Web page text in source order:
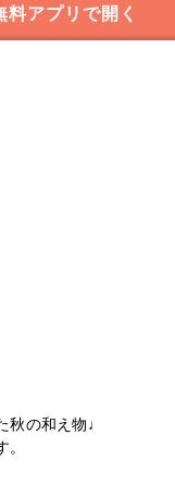
料アプリで開く
秋の和え物♩